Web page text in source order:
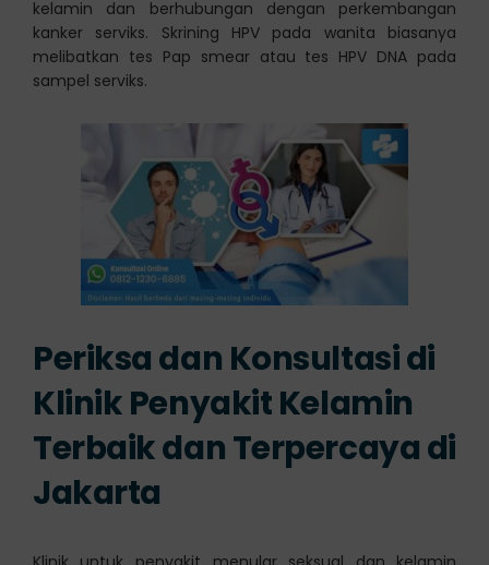
kelamin dan berhubungan dengan perkembangan
kanker serviks. Skrining HPV pada wanita biasanya
melibatkan tes Pap smear atau tes HPV DNA pada
sampel serviks.
Periksa dan Konsultasi di
Klinik Penyakit Kelamin
Terbaik dan Terpercaya di
Jakarta